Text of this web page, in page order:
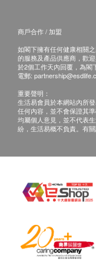
商戶合作 / 加盟
如閣下擁有任何健康相關
的服務及產品供應商，歡
於2個工作天內回覆，為閣
電郵:
重要聲明：
生活易會員於本網站內所
任何內容，並不會保證其
均屬個人意見，並不代表
紛，生活易概不負責。有